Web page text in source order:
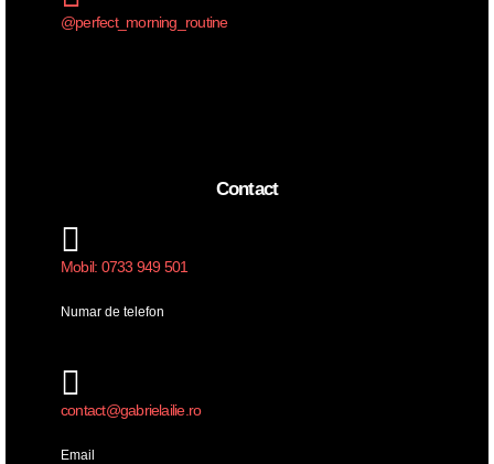
@perfect_morning_routine
Contact
Mobil: 0733 949 501
Numar de telefon
contact@gabrielailie.ro
Email